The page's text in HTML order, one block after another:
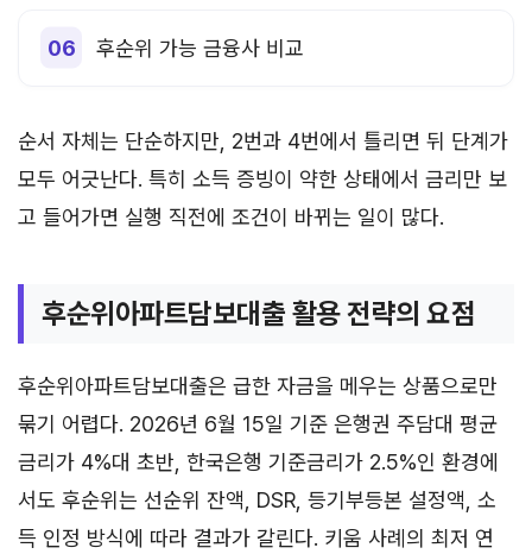
후순위 가능 금융사 비교
순서 자체는 단순하지만, 2번과 4번에서 틀리면 뒤 단계가
모두 어긋난다. 특히 소득 증빙이 약한 상태에서 금리만 보
고 들어가면 실행 직전에 조건이 바뀌는 일이 많다.
후순위아파트담보대출 활용 전략의 요점
후순위아파트담보대출은 급한 자금을 메우는 상품으로만
묶기 어렵다. 2026년 6월 15일 기준 은행권 주담대 평균
금리가 4%대 초반, 한국은행 기준금리가 2.5%인 환경에
서도 후순위는 선순위 잔액, DSR, 등기부등본 설정액, 소
득 인정 방식에 따라 결과가 갈린다. 키움 사례의 최저 연